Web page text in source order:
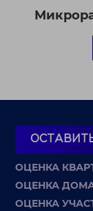
ОЦЕНКА
ОЦЕНКА
ОЦЕНКА